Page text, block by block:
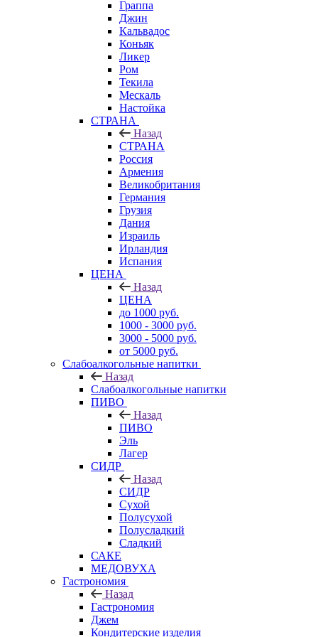
Граппа
Джин
Кальвадос
Коньяк
Ликер
Ром
Текила
Мескаль
Настойка
СТРАНА
Назад
СТРАНА
Россия
Армения
Великобритания
Германия
Грузия
Дания
Израиль
Ирландия
Испания
ЦЕНА
Назад
ЦЕНА
до 1000 руб.
1000 - 3000 руб.
3000 - 5000 руб.
от 5000 руб.
Слабоалкогольные напитки
Назад
Слабоалкогольные напитки
ПИВО
Назад
ПИВО
Эль
Лагер
СИДР
Назад
СИДР
Сухой
Полусухой
Полусладкий
Сладкий
САКЕ
МЕДОВУХА
Гастрономия
Назад
Гастрономия
Джем
Кондитерские изделия